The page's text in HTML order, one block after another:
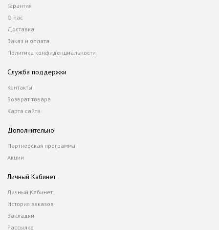
Гарантия
О нас
Доставка
Заказ и оплата
Политика конфиденциальности
Служба поддержки
Контакты
Возврат товара
Карта сайта
Дополнительно
Партнерская программа
Акции
Личный Кабинет
Личный Кабинет
История заказов
Закладки
Рассылка